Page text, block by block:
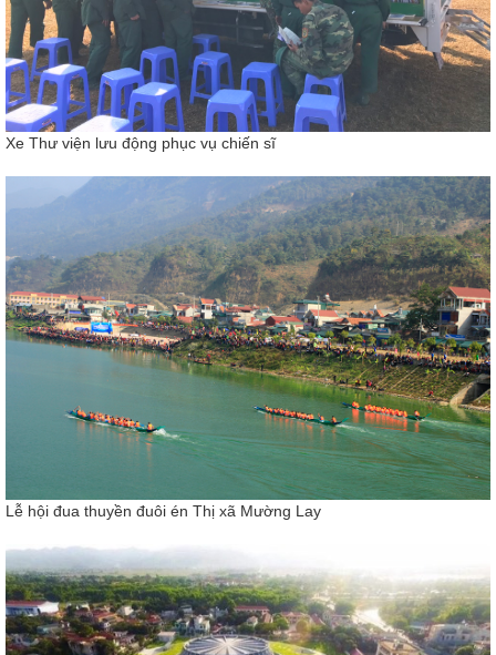
Xe Thư viện lưu động phục vụ chiến sĩ
Lễ hội đua thuyền đuôi én Thị xã Mường Lay